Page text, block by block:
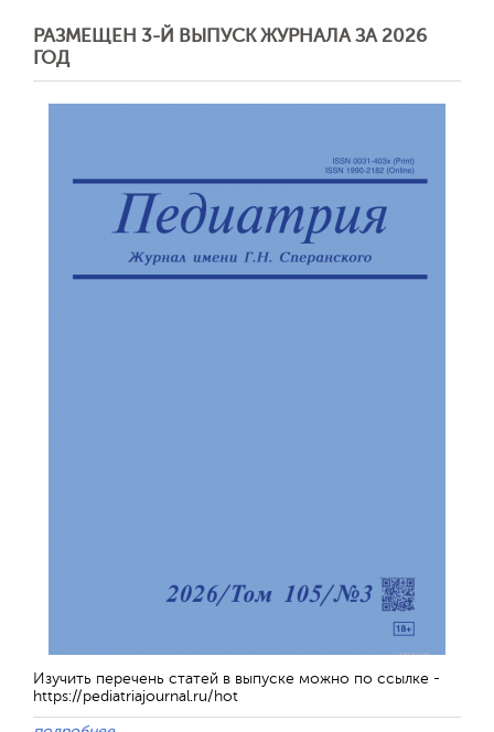
РАЗМЕЩЕН 3-Й ВЫПУСК ЖУРНАЛА ЗА 2026
ГОД
Изучить перечень статей в выпуске можно по ссылке -
https://pediatriajournal.ru/hot